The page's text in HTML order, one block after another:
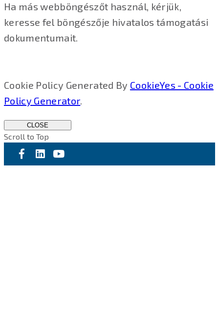
Ha más webböngészőt használ, kérjük,
keresse fel böngészője hivatalos támogatási
dokumentumait.
Cookie Policy Generated By CookieYes - Cookie
Policy Generator.
CLOSE
Scroll to Top